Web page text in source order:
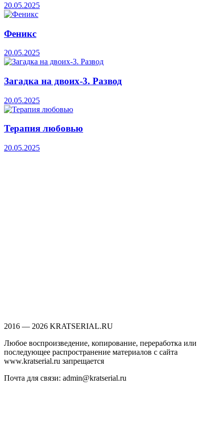
20.05.2025
Феникс
20.05.2025
Загадка на двоих-3. Развод
20.05.2025
Терапия любовью
20.05.2025
2016 — 2026 KRATSERIAL.RU
Любое воспроизведение, копирование, переработка или
последующее распространение материалов с сайта
www.kratserial.ru запрещается
Почта для связи: admin@kratserial.ru